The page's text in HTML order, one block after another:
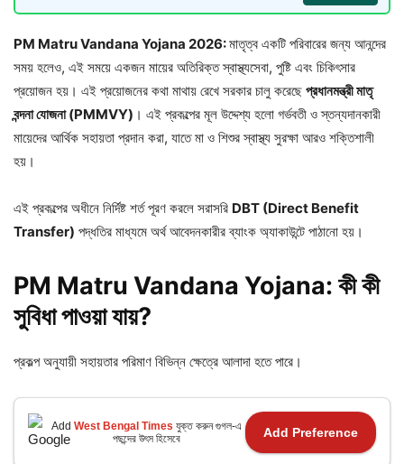
PM Matru Vandana Yojana 2026:মাতৃত্ব একটি পরিবারের জন্য আনন্দের
সময় হলেও, এই সময়ে একজন মায়ের অতিরিক্ত স্বাস্থ্যসেবা, পুষ্টি এবং চিকিৎসার
প্রয়োজন হয়। এই প্রয়োজনের কথা মাথায় রেখে সরকার চালু করেছে প্রধানমন্ত্রীমাতৃ
বন্দনাযোজনা (PMMVY) । এই প্রকল্পের মূল উদ্দেশ্য হলো গর্ভবতী ও স্তন্যদানকারী
মায়েদের আর্থিক সহায়তা প্রদান করা, যাতে মা ও শিশুর স্বাস্থ্য সুরক্ষা আরও শক্তিশালী
হয়।
এই প্রকল্পের অধীনে নির্দিষ্ট শর্ত পূরণ করলে সরাসরি DBT (Direct Benefit
Transfer) পদ্ধতির মাধ্যমে অর্থ আবেদনকারীর ব্যাংক অ্যাকাউন্টে পাঠানো হয়।
PM Matru Vandana Yojana: কীকী
সুবিধাপাওয়াযায়?
প্রকল্প অনুযায়ী সহায়তার পরিমাণ বিভিন্ন ক্ষেত্রে আলাদা হতে পারে।
Add West Bengal Times যুক্ত করুন গুগল-এ
পছন্দের উৎস হিসেবে
Add Preference